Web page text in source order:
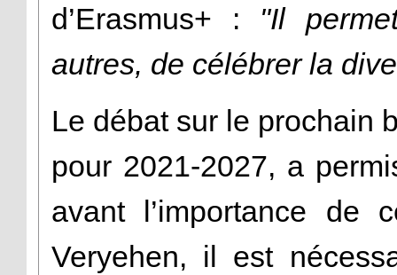
d’Erasmus+ : "Il
autres, de célébrer la
Le débat sur le prochain
pour 2021-2027, a
avant l’importance de
Veryehen, il est